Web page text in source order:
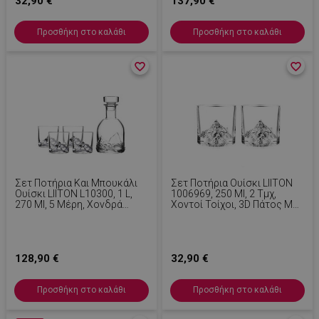
Προσθήκη στο καλάθι Προσθήκη στο καλάθι
Σετ Ποτήρια Και Μπουκάλι
Ουίσκι LIITON L10300, 1 L,
270 Ml, 5 Μέρη, Χονδρά
128,90 €
favorite_border
favorite_border
Προσθήκη στο καλάθι
Σετ Ποτήρια Ουίσκι LIITON
1006969, 250 Ml, 2 Τμχ,
Χοντοί Τοίχοι, 3D Πάτος Με
32,90 €
favorite_border
favorite_border
Προσθήκη στο καλάθι